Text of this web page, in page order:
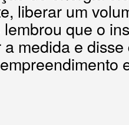
liberar um
que o
medida e